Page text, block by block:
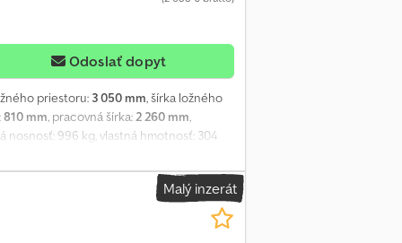
Odoslať dopyt
priestoru: 3 050 mm, šírka ložného
810 mm, pracovná šírka:2 260 mm,
nosnosť: 996 kg, vlastná hmotnosť: 304
- Naklápacia plošina uľahčuje
- Platforma modelu 305 multi má na
Malý inzerát